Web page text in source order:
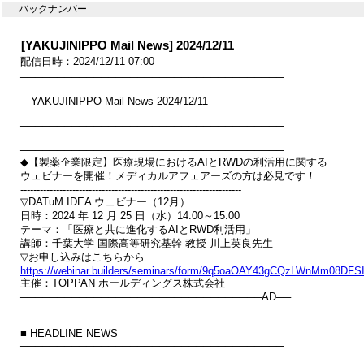
バックナンバー
[YAKUJINIPPO Mail News] 2024/12/11
配信日時：2024/12/11 07:00
────────────────────────────────────
YAKUJINIPPO Mail News 2024/12/11
────────────────────────────────────
────────────────────────────────────
◆【製薬企業限定】医療現場におけるAIとRWDの利活用に関する
ウェビナーを開催！メディカルアフェアーズの方は必見です！
--------------------------------------------------------------------
▽DATuM IDEA ウェビナー（12月）
日時：2024 年 12 月 25 日（水）14:00～15:00
テーマ：「医療と共に進化するAIとRWD利活用」
講師：千葉大学 国際高等研究基幹 教授 川上英良先生
https://webinar.builders/seminars/form/
主催：TOPPAN ホールディングス株式会社
─────────────────────────────────AD──
────────────────────────────────────
■ HEADLINE NEWS
────────────────────────────────────